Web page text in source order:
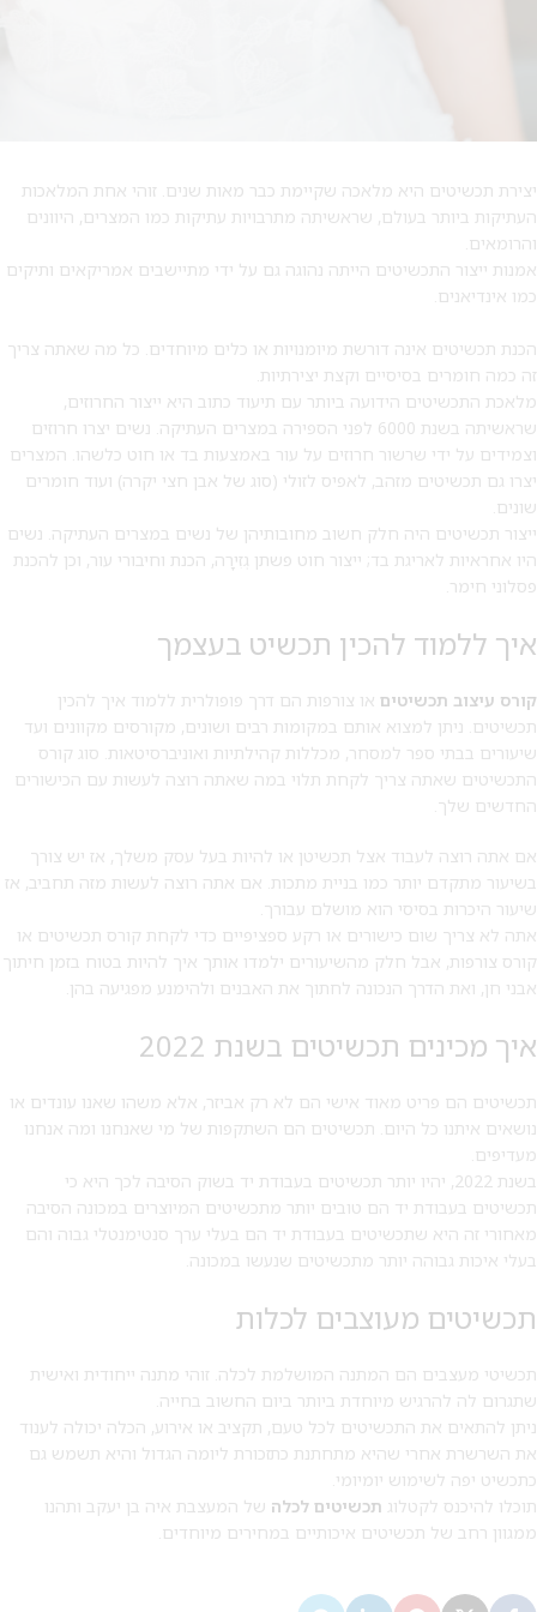
יצירת תכשיטים היא מלאכה שקיימת כבר מאות שנים. זוהי אחת המלאכות
העתיקות ביותר בעולם, שראשיתה מתרבויות עתיקות כמו המצרים, היוונים
והרומאים.
אמנות ייצור התכשיטים הייתה נהוגה גם על ידי מתיישבים אמריקאים ותיקים
כמו אינדיאנים.
הכנת תכשיטים אינה דורשת מיומנויות או כלים מיוחדים. כל מה שאתה צריך
זה כמה חומרים בסיסיים וקצת יצירתיות.
מלאכת התכשיטים הידועה ביותר עם תיעוד כתוב היא ייצור החרוזים,
שראשיתה בשנת 6000 לפני הספירה במצרים העתיקה. נשים יצרו חרוזים
וצמידים על ידי שרשור חרוזים על עור באמצעות בד או חוט כלשהו. המצרים
יצרו גם תכשיטים מזהב, לאפיס לזולי (סוג של אבן חצי יקרה) ועוד חומרים
שונים.
ייצור תכשיטים היה חלק חשוב מחובותיהן של נשים במצרים העתיקה. נשים
היו אחראיות לאריגת בד; ייצור חוט פשתן גְזִירָה, הכנת וחיבורי עור, וכן להכנת
פסלוני חימר.
איך ללמוד להכין תכשיט בעצמך
קורס עיצוב תכשיטים או צורפות הם דרך פופולרית ללמוד איך להכין
תכשיטים. ניתן למצוא אותם במקומות רבים ושונים, מקורסים מקוונים ועד
שיעורים בבתי ספר למסחר, מכללות קהילתיות ואוניברסיטאות. סוג קורס
התכשיטים שאתה צריך לקחת תלוי במה שאתה רוצה לעשות עם הכישורים
החדשים שלך.
אם אתה רוצה לעבוד אצל תכשיטן או להיות בעל עסק משלך, אז יש צורך
בשיעור מתקדם יותר כמו בניית מתכות. אם אתה רוצה לעשות מזה תחביב, אז
שיעור היכרות בסיסי הוא מושלם עבורך.
אתה לא צריך שום כישורים או רקע ספציפיים כדי לקחת קורס תכשיטים או
קורס צורפות, אבל חלק מהשיעורים ילמדו אותך איך להיות בטוח בזמן חיתוך
אבני חן, ואת הדרך הנכונה לחתוך את האבנים ולהימנע מפגיעה בהן.
איך מכינים תכשיטים בשנת 2022
תכשיטים הם פריט מאוד אישי הם לא רק אביזר, אלא משהו שאנו עונדים או
נושאים איתנו כל היום. תכשיטים הם השתקפות של מי שאנחנו ומה אנחנו
מעדיפים.
בשנת 2022, יהיו יותר תכשיטים בעבודת יד בשוק הסיבה לכך היא כי
תכשיטים בעבודת יד הם טובים יותר מתכשיטים המיוצרים במכונה הסיבה
מאחורי זה היא שתכשיטים בעבודת יד הם בעלי ערך סנטימנטלי גבוה והם
בעלי איכות גבוהה יותר מתכשיטים שנעשו במכונה.
תכשיטים מעוצבים לכלות
תכשיטי מעצבים הם המתנה המושלמת לכלה. זוהי מתנה ייחודית ואישית
שתגרום לה להרגיש מיוחדת ביותר ביום החשוב בחייה.
ניתן להתאים את התכשיטים לכל טעם, תקציב או אירוע, הכלה יכולה לענוד
את השרשרת אחרי שהיא מתחתנת כתזכורת ליומה הגדול והיא תשמש גם
כתכשיט יפה לשימוש יומיומי.
תוכלו להיכנס לקטלוג תכשיטים לכלה של המעצבת איה בן יעקב ותהנו
ממגוון רחב של תכשיטים איכותיים במחירים מיוחדים.
מבצע 1+1
על החירור ל-50 הפונות ראשונות
לקביעת תור לפירסינג ועיצוב